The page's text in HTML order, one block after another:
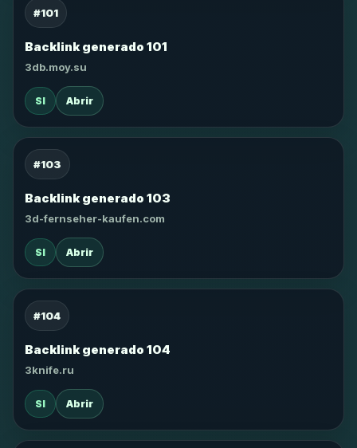
#101
Backlink generado 101
3db.moy.su
SI Abrir
#103
Backlink generado 103
3d-fernseher-kaufen.com
SI Abrir
#104
Backlink generado 104
3knife.ru
SI Abrir